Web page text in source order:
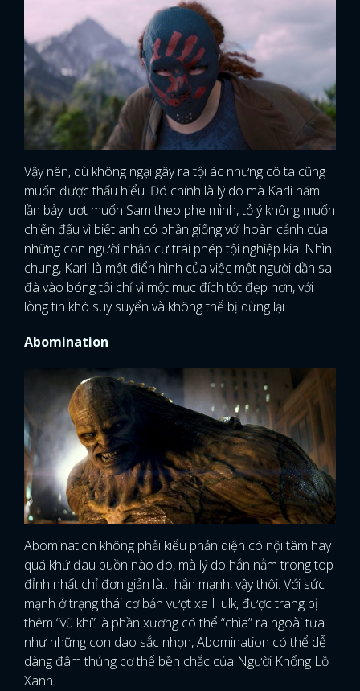
Vậy nên, dù không ngại gây ra tội ác nhưng cô ta cũng
muốn được thấu hiểu. Đó chính là lý do mà Karli năm
lần bảy lượt muốn Sam theo phe mình, tỏ ý không muốn
chiến đấu vì biết anh có phần giống với hoàn cảnh của
những con người nhập cư trái phép tội nghiệp kia. Nhìn
chung, Karli là một điển hình của việc một người dần sa
đà vào bóng tối chỉ vì một mục đích tốt đẹp hơn, với
lòng tin khó suy suyển và không thể bị dừng lại.
Abomination
Abomination không phải kiểu phản diện có nội tâm hay
quá khứ đau buồn nào đó, mà lý do hắn nằm trong top
đỉnh nhất chỉ đơn giản là… hắn mạnh, vậy thôi. Với sức
mạnh ở trạng thái cơ bản vượt xa Hulk, được trang bị
thêm “vũ khí” là phần xương có thể “chìa” ra ngoài tựa
như những con dao sắc nhọn, Abomination có thể dễ
dàng đâm thủng cơ thể bền chắc của Người Khổng Lồ
Xanh.